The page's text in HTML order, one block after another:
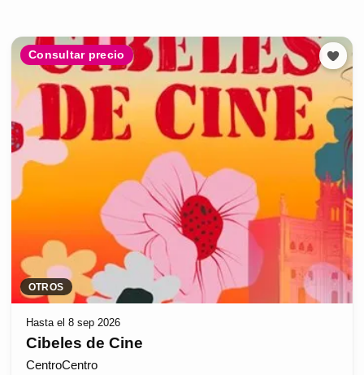
Consultar precio
OTROS
Hasta el 8 sep 2026
Cibeles de Cine
CentroCentro